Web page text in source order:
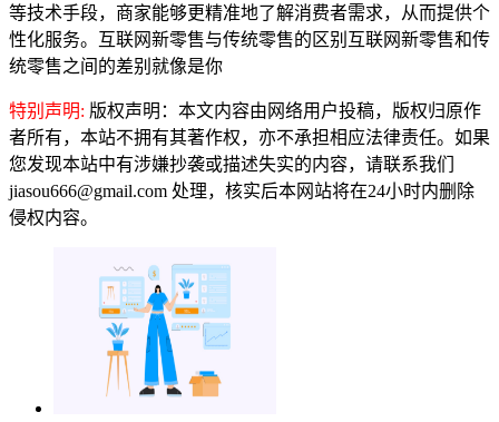
等技术手段，商家能够更精准地了解消费者需求，从而提供个
性化服务。互联网新零售与传统零售的区别互联网新零售和传
统零售之间的差别就像是你
特别声明: 版权声明：本文内容由网络用户投稿，版权归原作
者所有，本站不拥有其著作权，亦不承担相应法律责任。如果
您发现本站中有涉嫌抄袭或描述失实的内容，请联系我们
jiasou666@gmail.com 处理，核实后本网站将在24小时内删除
侵权内容。